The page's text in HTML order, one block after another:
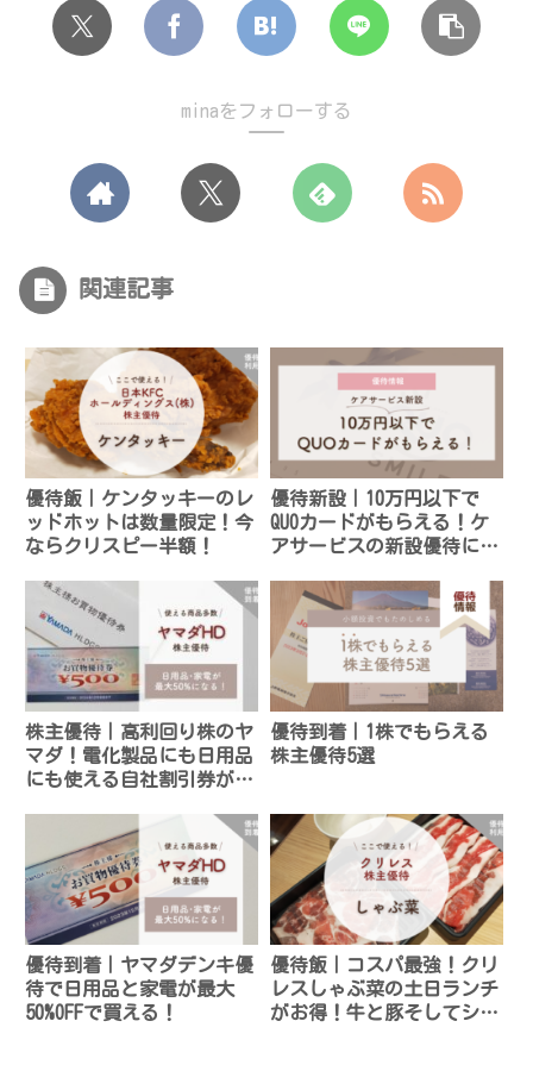
minaをフォローする
関連記事
優待飯｜ケンタッキーのレ
ッドホットは数量限定！今
ならクリスピー半額！
優待新設｜10万円以下で
QUOカードがもらえる！ケ
アサービスの新設優待に注
株主優待｜高利回り株のヤ
マダ！電化製品にも日用品
にも使える自社割引券がも
優待到着｜1株でもらえる
株主優待5選
優待到着｜ヤマダデンキ優
待で日用品と家電が最大
50%OFFで買える！
優待飯｜コスパ最強！クリ
レスしゃぶ菜の土日ランチ
がお得！牛と豚そしてシメ